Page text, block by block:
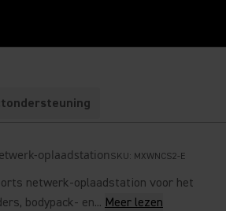
oplaadstation SKU: MXWNCS2-E
netwerk-oplaadstation voor het
bodypack- en... Meer lezen